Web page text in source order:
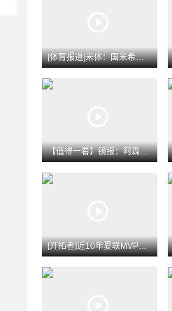
[体育报道]米体：国米希望签下罗梅罗，可能采用附带强制买断条
【值得一看】镜报：阿森纳不愿意溢价买人，若签不下吉马良斯该考
[开拓者]近10年夏联MVP和FMVP都有谁？有CBA外援&